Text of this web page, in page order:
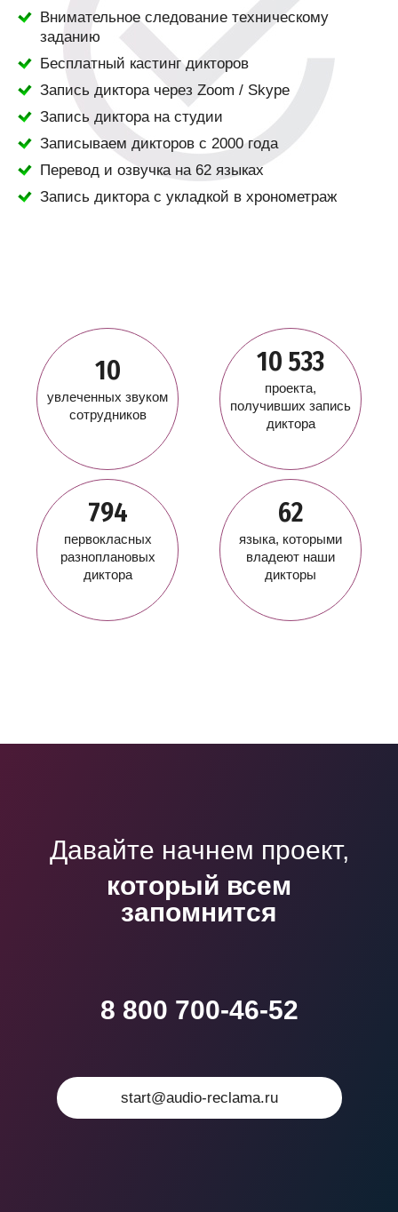
Внимательное следование техническому
заданию
Бесплатный кастинг дикторов
Запись диктора через Zoom / Skype
Запись диктора на студии
Записываем дикторов с 2000 года
Перевод и озвучка на 62 языках
Запись диктора с укладкой в хронометраж
10
увлеченных звуком
сотрудников
10 533
проекта,
получивших запись
диктора
794
первокласных
разноплановых
диктора
62
языка, которыми
владеют наши
дикторы
Давайте начнем проект,
который всем
запомнится
8 800 700-46-52
start@audio-reclama.ru